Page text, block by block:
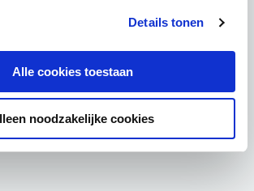
Details tonen
Alle cookies toestaan
noodzakelijke cookies